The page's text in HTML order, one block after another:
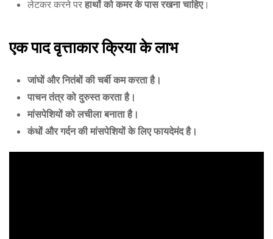
लेटकर करने परहाथों को कमर के पास रखना चाहिए।
एक पाद वृत्ताकार क्रिया के लाभ
जांघों और नितंबों की चर्बी कम करता है।
पाचन तंत्र को दुरुस्त करता है।
मांसपेशियों को लचीला बनाता है।
कंधों और गर्दन की मांसपेशियों के लिए फायदेमंद है।